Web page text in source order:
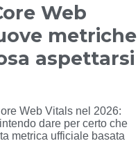
Web
metriche
aspettarsi
Web Vitals nel 2026:
dare per certo che
metrica ufficiale basata